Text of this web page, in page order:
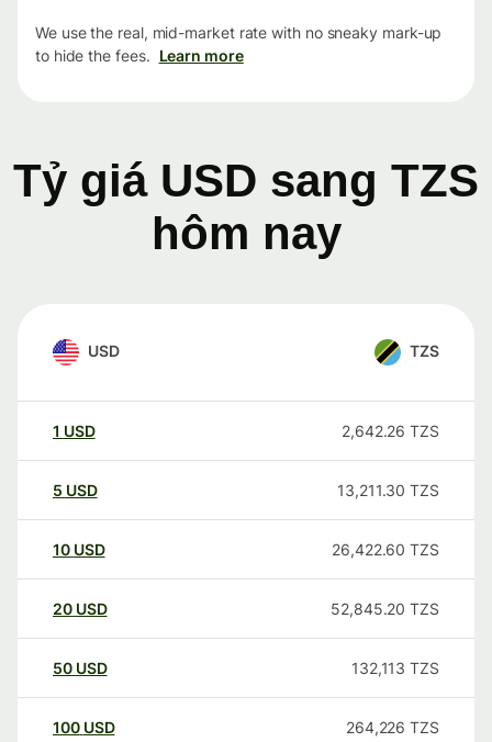
We use the real, mid-market rate with no sneaky mark-up
to hide the fees. Learn more
Tỷ giá USD sang TZS
hôm nay
USD TZS
1 USD 2,642.26 TZS
5 USD 13,211.30 TZS
10 USD 26,422.60 TZS
20 USD 52,845.20 TZS
50 USD 132,113 TZS
100 USD 264,226 TZS